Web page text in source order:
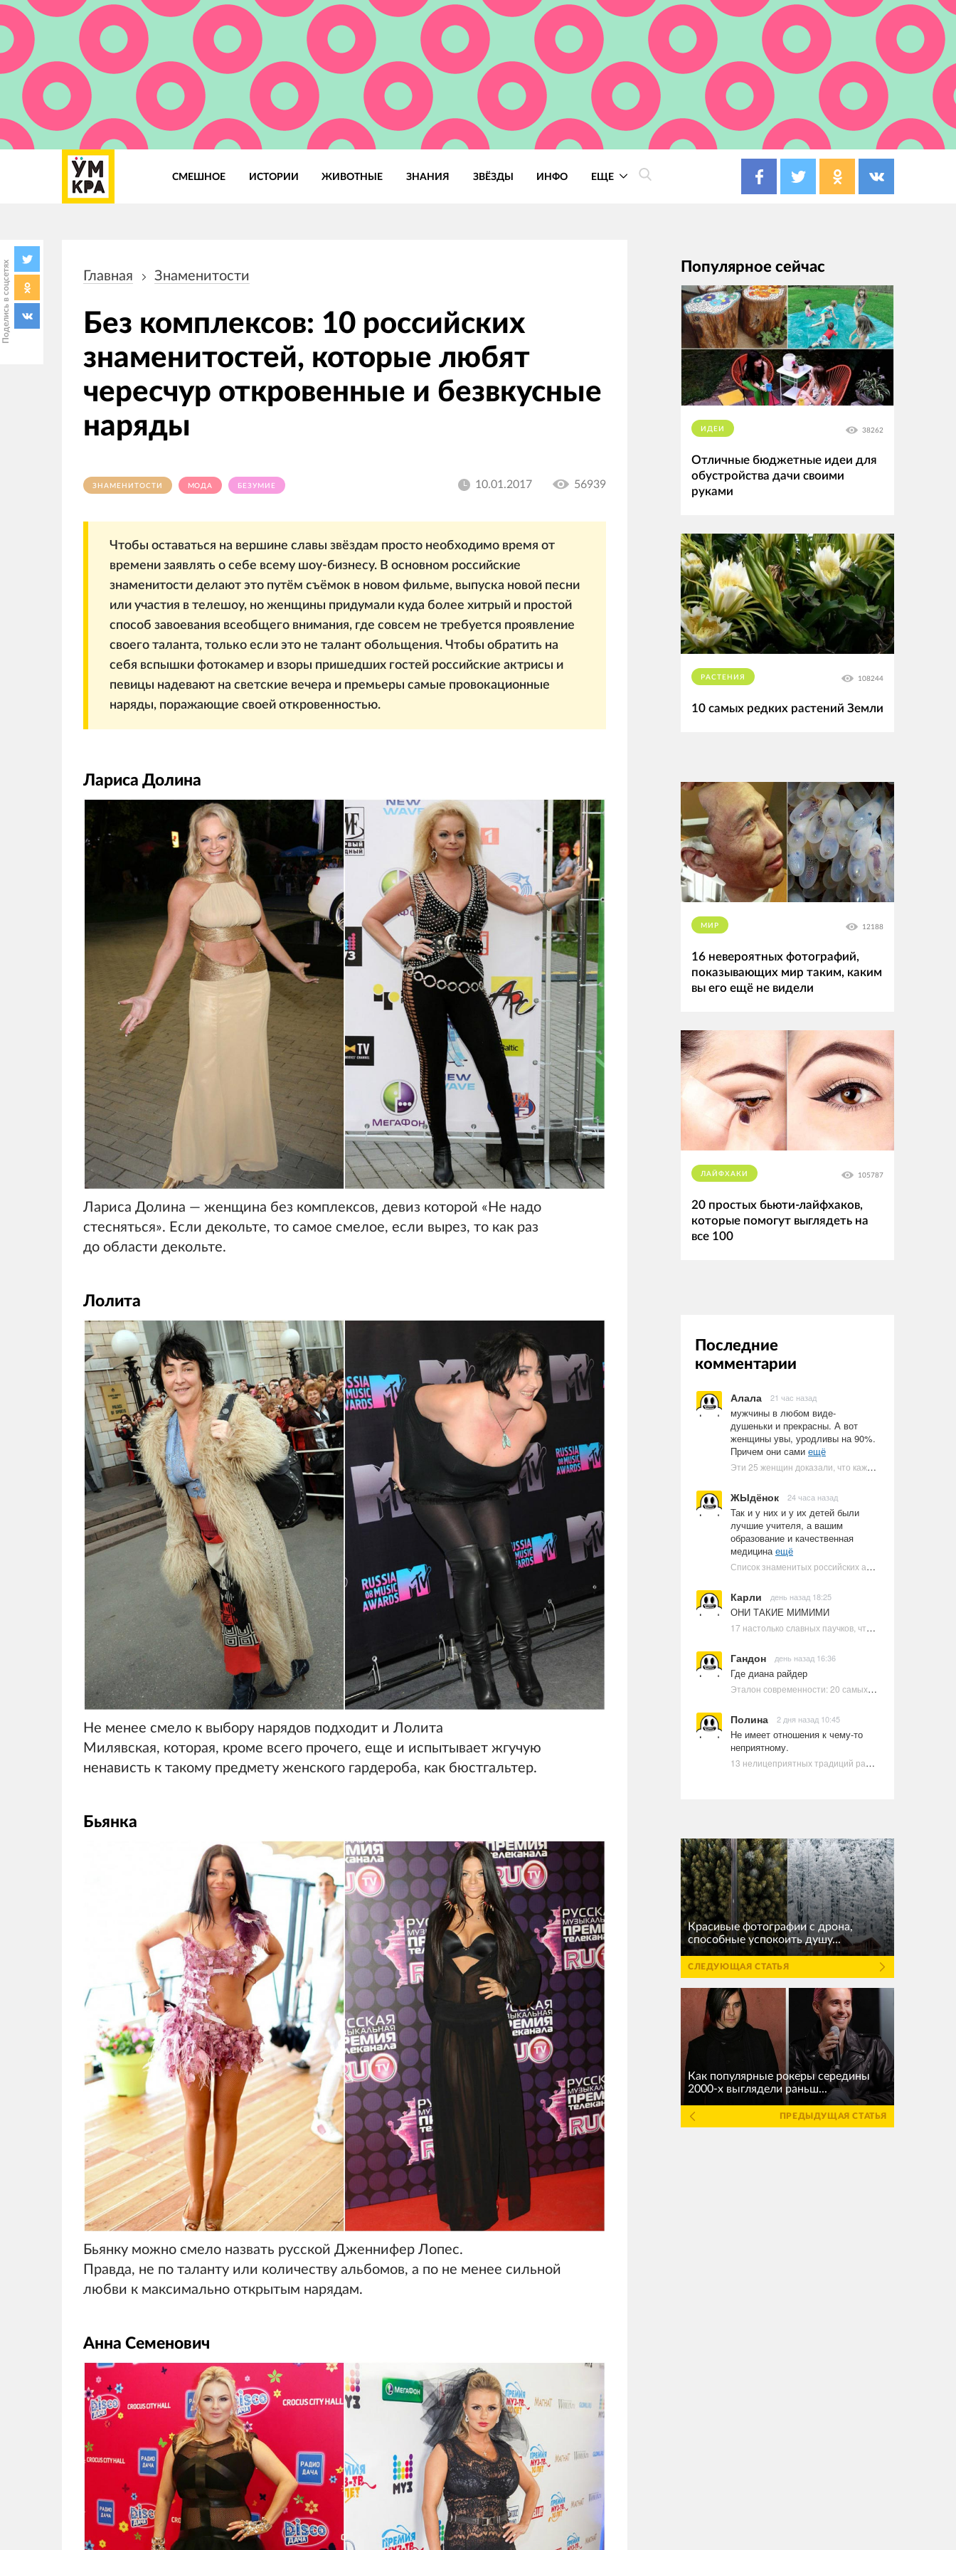
СМЕШНОЕ ИСТОРИИ ЖИВОТНЫЕ ЗНАНИЯ ЗВЁЗДЫ ИНФО ЕЩЕ
Поделись в соцсетях навигации
Главная Знаменитости
Без комплексов: 10 российских
знаменитостей, которые любят
чересчур откровенные и безвкусные
наряды
ЗНАМЕНИТОСТИ МОДА БЕЗУМИЕ 10.01.2017 56939
Чтобы оставаться на вершине славы звёздам просто необходимо время от
времени заявлять о себе всему шоу-бизнесу. В основном российские
знаменитости делают это путём съёмок в новом фильме, выпуска новой песни
или участия в телешоу, но женщины придумали куда более хитрый и простой
способ завоевания всеобщего внимания, где совсем не требуется проявление
своего таланта, только если это не талант обольщения. Чтобы обратить на
себя вспышки фотокамер и взоры пришедших гостей российские актрисы и
певицы надевают на светские вечера и премьеры самые провокационные
наряды, поражающие своей откровенностью.
Лариса Долина
Лариса Долина — женщина без комплексов, девиз которой «Не надо
стесняться». Если декольте, то самое смелое, если вырез, то как раз
до области декольте.
Лолита
Не менее смело к выбору нарядов подходит и Лолита
Милявская, которая, кроме всего прочего, еще и испытывает жгучую
ненависть к такому предмету женского гардероба, как бюстгальтер.
Бьянка
Бьянку можно смело назвать русской Дженнифер Лопес.
Правда, не по таланту или количеству альбомов, а по не менее сильной
любви к максимально открытым нарядам.
Анна Семенович
Популярное сейчас
ИДЕИ 38262
Отличные бюджетные идеи для
обустройства дачи своими
руками
РАСТЕНИЯ 108244
10 самых редких растений Земли
МИР 12188
16 невероятных фотографий,
показывающих мир таким, каким
вы его ещё не видели
ЛАЙФХАКИ 105787
20 простых бьюти-лайфхаков,
которые помогут выглядеть на
все 100
Последние
комментарии
Алала 21 час назад
мужчины в любом виде-
душеньки и прекрасны. А вот
женщины увы, уродливы на 90%.
Причем они сами ещё
Эти 25 женщин доказали, что каждое тело имеет право быть в бикини
ЖЫдёнок 24 часа назад
Так и у них и у их детей были
лучшие учителя, а вашим
образование и качественная
медицинаещё
Список знаменитых российских артистов-евреев | Ультрамарин
Карли день назад 18:25
ОНИ ТАКИЕ МИМИМИ
17 настолько славных паучков, что даже у арахнофобов появится желание их погладить
Гандон день назад 16:36
Где диана райдер
Эталон современности: 20 самых красивых и привлекательных актрис Голливуда, по мнению Google | Ультрамарин
Полина 2 дня назад 10:45
Не имеет отношения к чему-то
неприятному.
13 нелицеприятных традиций разных стран, которые могут шокировать неподготовленного человека
Красивые фотографии с дрона,
способные успокоить душу...
СЛЕДУЮЩАЯ СТАТЬЯ
Как популярные рокеры середины
2000-х выглядели раньш...
ПРЕДЫДУЩАЯ СТАТЬЯ